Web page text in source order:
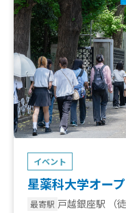
イベント
星薬科大学オー
最寄駅 戸越銀座駅
（